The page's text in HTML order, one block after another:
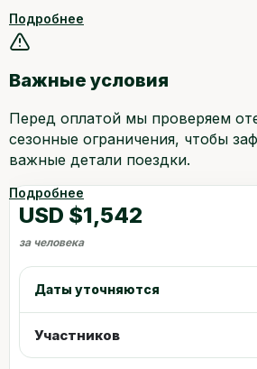
Подробнее
Важные условия
Перед оплатой мы проверяем
сезонные ограничения, чтобы
важные детали поездки.
Подробнее
USD $1,542
за человека
Даты уточняются
Участников